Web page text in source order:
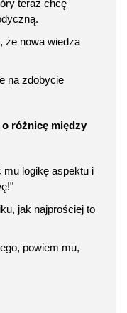
teraz chcę
że nowa wiedza
na zdobycie
o różnicę między
mu logikę aspektu i
jak najprościej to
powiem mu,